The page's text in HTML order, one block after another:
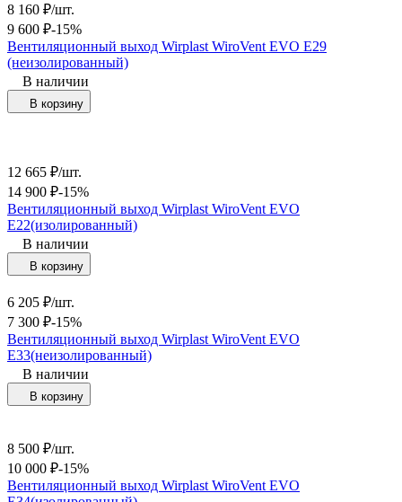
8 160 ₽/шт.
9 600 ₽-15%
Вентиляционный выход Wirplast WiroVent EVO Е29
(неизолированный)
В наличии
В корзину
12 665 ₽/шт.
14 900 ₽-15%
Вентиляционный выход Wirplast WiroVent EVO
Е22(изолированный)
В наличии
В корзину
6 205 ₽/шт.
7 300 ₽-15%
Вентиляционный выход Wirplast WiroVent EVO
Е33(неизолированный)
В наличии
В корзину
8 500 ₽/шт.
10 000 ₽-15%
Вентиляционный выход Wirplast WiroVent EVO